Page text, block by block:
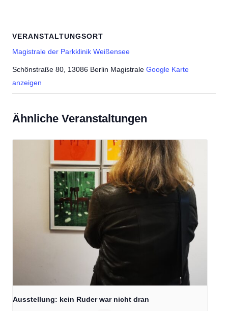
VERANSTALTUNGSORT
Magistrale der Parkklinik Weißensee
Schönstraße 80, 13086 Berlin Magistrale Google Karte
anzeigen
Ähnliche Veranstaltungen
Ausstellung: kein Ruder war nicht dran